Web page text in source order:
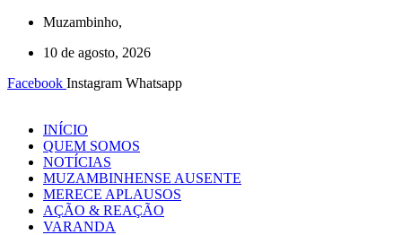
Muzambinho,
10 de agosto, 2026
Facebook Instagram Whatsapp
INÍCIO
QUEM SOMOS
NOTÍCIAS
MUZAMBINHENSE AUSENTE
MERECE APLAUSOS
AÇÃO & REAÇÃO
VARANDA